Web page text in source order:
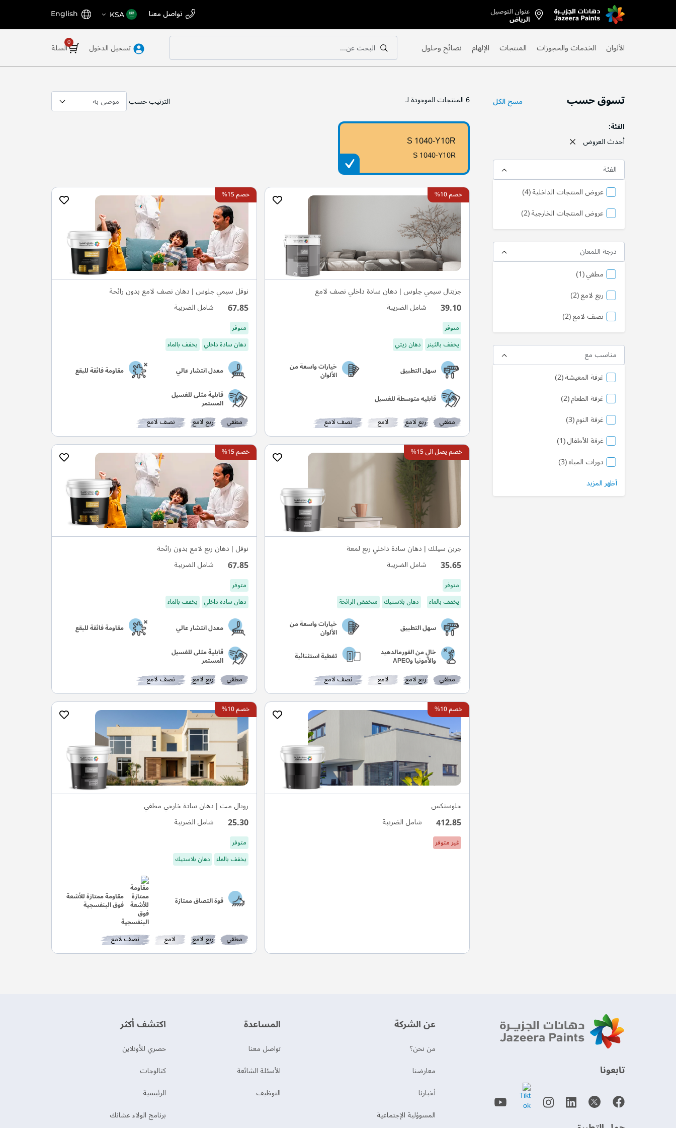
Skip
to
عنوان التوصيل
الرياض تواصل معنا اختر
المتجر
KSA اللغة English
السلة تسجيل الدخول
بحث
البحث عن...
بحث الألوان الخدمات والحجوزات المنتجات الإلهام نصائح وحلول
6المنتجات الموجودة لـ الترتيب حسب
S 1040-Y10R
S 1040-Y10R
خصم 10%
جزيتال سيمي جلوس | دهان سادة داخلي نصف لامع
39.10 شامل الضريبة
متوفر
يخفف بالثينر دهان زيتي
سهل التطبيق خيارات واسعة من
الألوان
قابليه متوسطة للغسيل
مطفي ربع لامع لامع نصف لامع
خصم 15%
نوفل سيمي جلوس | دهان نصف لامع بدون رائحة
67.85 شامل الضريبة
متوفر
دهان سادة داخلي يخفف بالماء
معدل انتشار عالي
مقاومة فائقة للبقع
قابلية مثلى للغسيل
المستمر
مطفي ربع لامع نصف لامع
خصم يصل الى 15%
جرين سيلك | دهان سادة داخلي ربع لمعة
35.65 شامل الضريبة
متوفر
يخفف بالماء
دهان بلاستيك منخفض الرائحة
سهل التطبيق خيارات واسعة من
الألوان
خالٍ من الفورمالدهيد
والأمونيا وAPEO تغطية استثنائية
مطفي ربع لامع لامع نصف لامع
خصم 15%
نوفل | دهان ربع لامع بدون رائحة
67.85 شامل الضريبة
متوفر
دهان سادة داخلي يخفف بالماء
معدل انتشار عالي
مقاومة فائقة للبقع
قابلية مثلى للغسيل
المستمر
مطفي ربع لامع نصف لامع
خصم 10%
جلوستكس
412.85 شامل الضريبة
غير متوفر
خصم 10%
رويال مت | دهان سادة خارجي مطفي
25.30 شامل الضريبة
متوفر
يخفف بالماء دهان بلاستيك
قوة التصاق ممتازة مقاومة ممتازة للأشعة
فوق البنفسجية
مطفي ربع لامع لامع نصف لامع
تسوق حسب
الفئة
أحدث العروض
مسح الكل
الفئة
عروض المنتجات الداخلية 4منتج
عروض المنتجات الخارجية 2منتج
درجة اللمعان
مطفي 1منتج
ربع لامع 2منتج
نصف لامع 2منتج
مناسب مع
غرفة المعيشة 2منتج
غرفة الطعام 2منتج
غرفة النوم 3منتج
غرفة الأطفال 1منتج
دورات المياه 3منتج
أظهر المزيد
‫تابعونا‬
عن الشركة
من نحن؟
‫معارضنا‬
‫أخبارنا‬
المسوؤلية الإجتماعية
‫المساعدة‬
تواصل معنا
الأسئلة الشائعة
التوظيف
اكتشف أكثر
حصري للأونلاين
‫كتالوجات‬
الرئيسية
برنامج الولاء عشانك